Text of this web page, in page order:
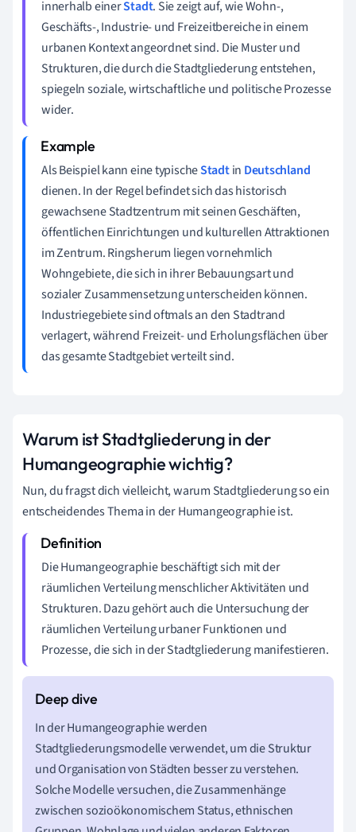
innerhalb einerStadt. Sie zeigt auf, wie Wohn-,
Geschäfts-, Industrie- und Freizeitbereiche in einem
urbanen Kontext angeordnet sind. Die Muster und
Strukturen, die durch die Stadtgliederung entstehen,
spiegeln soziale, wirtschaftliche und politische Prozesse
wider.
Als Beispiel kann eine typischeStadtin Deutschland
dienen. In der Regel befindet sich das historisch
gewachsene Stadtzentrum mit seinen Geschäften,
öffentlichen Einrichtungen und kulturellen Attraktionen
im Zentrum. Ringsherum liegen vornehmlich
Wohngebiete, die sich in ihrer Bebauungsart und
sozialer Zusammensetzung unterscheiden können.
Industriegebiete sind oftmals an den Stadtrand
verlagert, während Freizeit- und Erholungsflächen über
das gesamte Stadtgebiet verteilt sind.
Warum ist Stadtgliederung in der
Humangeographie wichtig?
Nun, du fragst dich vielleicht, warum Stadtgliederung so ein
entscheidendes Thema in der Humangeographie ist.
Die Humangeographie beschäftigt sich mit der
räumlichen Verteilung menschlicher Aktivitäten und
Strukturen. Dazu gehört auch die Untersuchung der
räumlichen Verteilung urbaner Funktionen und
Prozesse, die sich in der Stadtgliederung manifestieren.
In der Humangeographie werden
Stadtgliederungsmodelle verwendet, um die Struktur
und Organisation von Städten besser zu verstehen.
Solche Modelle versuchen, die Zusammenhänge
zwischen sozioökonomischem Status, ethnischen